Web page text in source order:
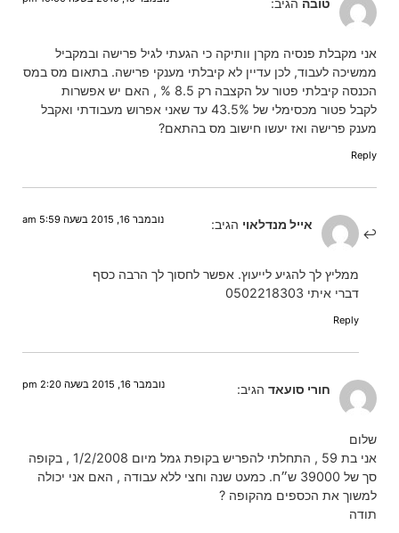
טובה הגיב:
אני מקבלת פנסיה מקרן וותיקה כי הגעתי לגיל פרישה ובמקביל
ממשיכה לעבוד, לכן עדיין לא קיבלתי מענקי פרישה. בתאום מס במס
הכנסה קיבלתי פטור על הקצבה רק 8.5 % , האם יש אפשרות
לקבל פטור מכסימלי של 43.5% עד שאני אפרוש מעבודתי ואקבל
מענק פרישה ואז יעשו חישוב מס בהתאם?
Reply
אייל מנדלאוי הגיב: נובמבר 16, 2015 בשעה 5:59 am
ממליץ לך להגיע לייעוץ. אפשר לחסוך לך הרבה כסף
דברי איתי 0502218303
Reply
חורי סועאד הגיב: נובמבר 16, 2015 בשעה 2:20 pm
שלום
אני בת 59 , התחלתי להפריש בקופת גמל מיום 1/2/2008 , בקופה
סך של 39000 ש״ח. כמעט שנה וחצי ללא עבודה , האם אני יכולה
למשוך את הכספים מהקופה ?
תודה